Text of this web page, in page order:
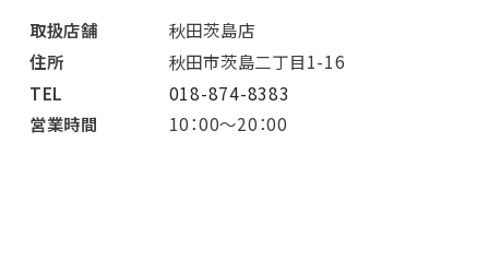
取扱店舗
秋田茨島店
住所
秋田市茨島二丁目1-16
TEL
018-874-8383
営業時間
10：00～20：00